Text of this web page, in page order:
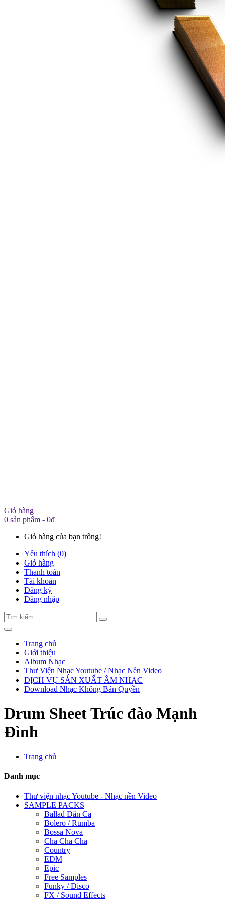
Giỏ hàng
0 sản phẩm - 0đ
Giỏ hàng của bạn trống!
Yêu thích (0)
Giỏ hàng
Thanh toán
Tài khoản
Đăng ký
Đăng nhập
Trang chủ
Giới thiệu
Album Nhạc
Thư Viện Nhạc Youtube / Nhạc Nền Video
DỊCH VỤ SẢN XUẤT ÂM NHẠC
Download Nhạc Không Bản Quyền
Drum Sheet Trúc đào Mạnh
Đình
Trang chủ
Danh mục
Thư viện nhạc Youtube - Nhạc nền Video
SAMPLE PACKS
Ballad Dân Ca
Bolero / Rumba
Bossa Nova
Cha Cha Cha
Country
EDM
Epic
Free Samples
Funky / Disco
FX / Sound Effects